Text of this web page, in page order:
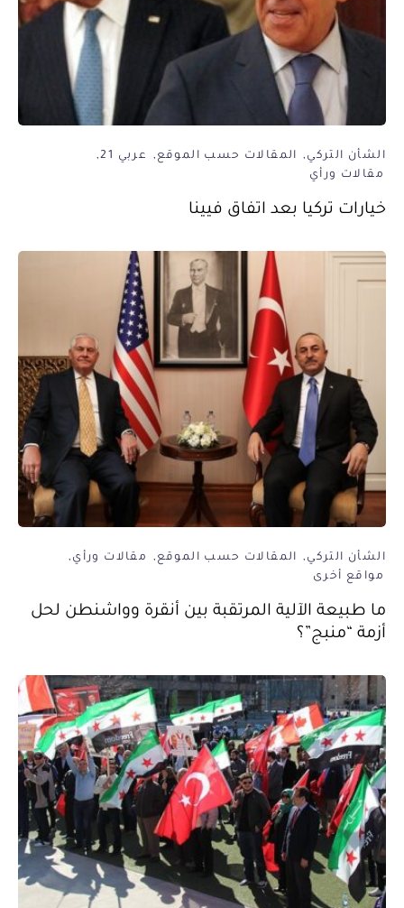
الشأن التركي المقالات حسب الموقع
عربي 21
مقالات ورأي
خيارات تركيا بعد اتفاق فيينا
الشأن التركي المقالات حسب الموقع
مقالات ورأي
مواقع أخرى
ما طبيعة الآلية المرتقبة بين أنقرة وواشنطن لحل
أزمة “منبج”؟